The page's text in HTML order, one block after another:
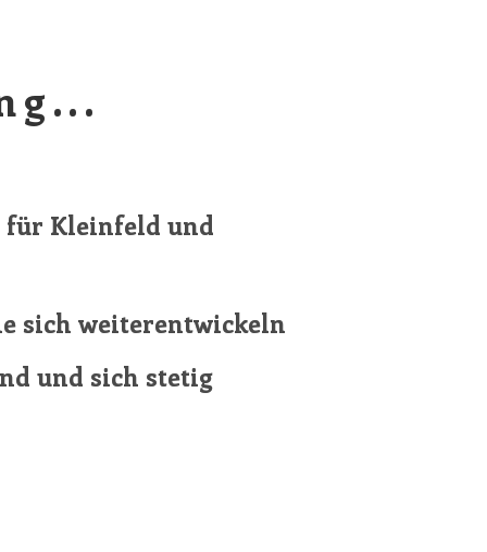
für Kleinfeld und
sich weiterentwickeln
und sich stetig